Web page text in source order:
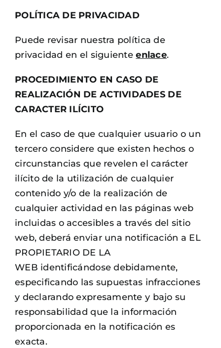
POLÍTICA DE PRIVACIDAD
Puede revisar nuestra política de
privacidad en el siguienteenlace.
PROCEDIMIENTO EN CASO DE
REALIZACIÓN DE ACTIVIDADES DE
CARACTER ILÍCITO
En el caso de que cualquier usuario o un
tercero considere que existen hechos o
circunstancias que revelen el carácter
ilícito de la utilización de cualquier
contenido y/o de la realización de
cualquier actividad en las páginas web
incluidas o accesibles a través del sitio
web, deberá enviar una notificación a EL
PROPIETARIO DE LA
WEB identificándose debidamente,
especificando las supuestas infracciones
y declarando expresamente y bajo su
responsabilidad que la información
proporcionada en la notificación es
exacta.